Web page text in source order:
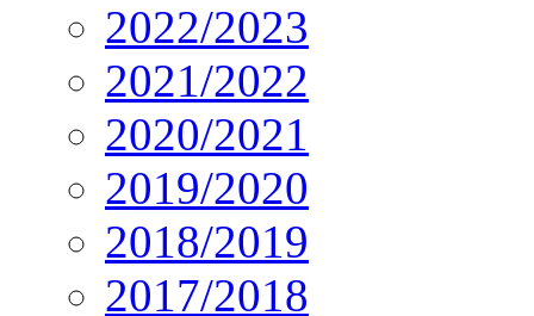
2022/2023
2021/2022
2020/2021
2019/2020
2018/2019
2017/2018